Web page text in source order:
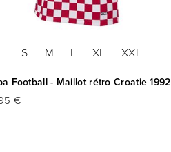
S M L XL XXL
Football - Maillot rétro Croatie 1992
€